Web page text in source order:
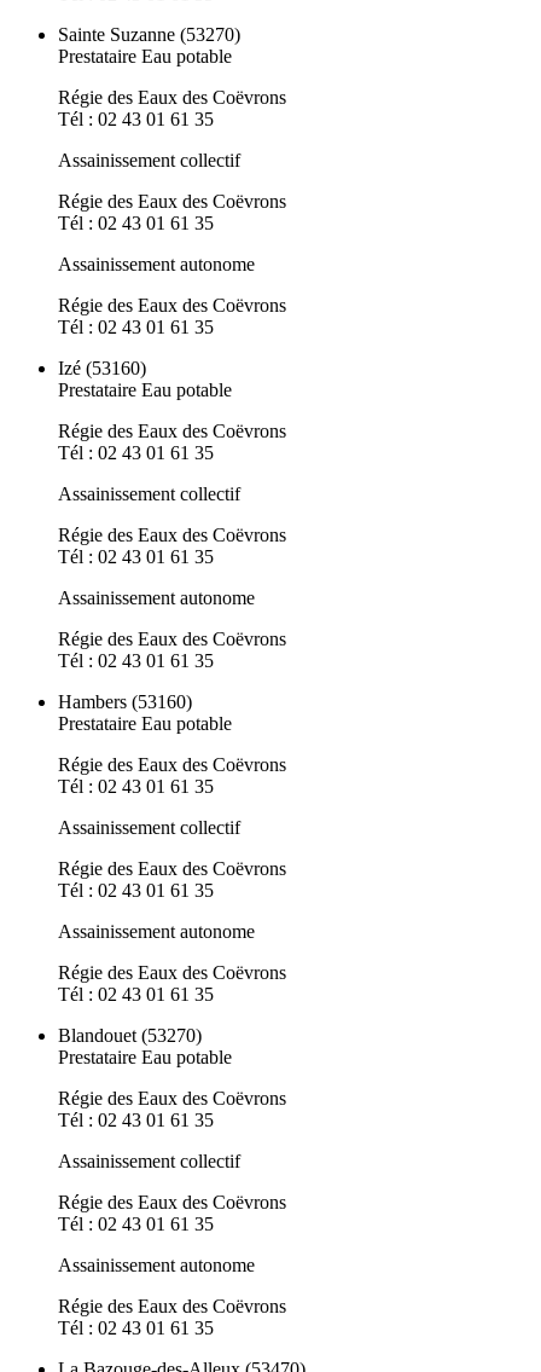
Sainte Suzanne (53270)
Prestataire Eau potable
Régie des Eaux des Coëvrons
Tél : 02 43 01 61 35
Assainissement collectif
Régie des Eaux des Coëvrons
Tél : 02 43 01 61 35
Assainissement autonome
Régie des Eaux des Coëvrons
Tél : 02 43 01 61 35
Izé (53160)
Prestataire Eau potable
Régie des Eaux des Coëvrons
Tél : 02 43 01 61 35
Assainissement collectif
Régie des Eaux des Coëvrons
Tél : 02 43 01 61 35
Assainissement autonome
Régie des Eaux des Coëvrons
Tél : 02 43 01 61 35
Hambers (53160)
Prestataire Eau potable
Régie des Eaux des Coëvrons
Tél : 02 43 01 61 35
Assainissement collectif
Régie des Eaux des Coëvrons
Tél : 02 43 01 61 35
Assainissement autonome
Régie des Eaux des Coëvrons
Tél : 02 43 01 61 35
Blandouet (53270)
Prestataire Eau potable
Régie des Eaux des Coëvrons
Tél : 02 43 01 61 35
Assainissement collectif
Régie des Eaux des Coëvrons
Tél : 02 43 01 61 35
Assainissement autonome
Régie des Eaux des Coëvrons
Tél : 02 43 01 61 35